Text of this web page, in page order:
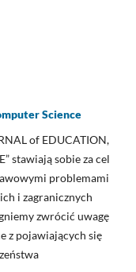
Science
of EDUCATION,
stawiają sobie za cel
problemami
i zagranicznych
zwrócić uwagę
z pojawiających się